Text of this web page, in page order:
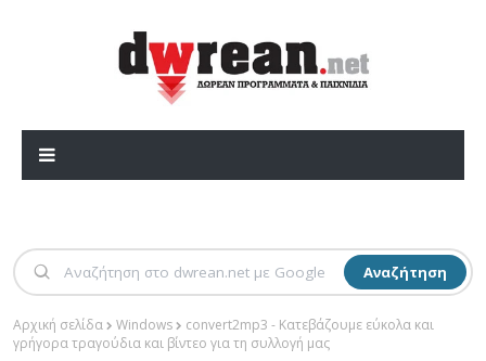
Αναζήτηση
Αρχική σελίδα Windows
convert2mp3 - Κατεβάζουμε εύκολα και
γρήγορα τραγούδια και βίντεο για τη συλλογή μας